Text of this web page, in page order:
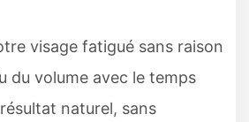
visage fatigué sans raison
du volume avec le temps
naturel, sans